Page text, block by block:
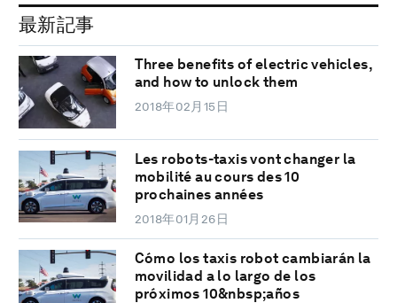
最新記事
Three benefits of electric vehicles,
and how to unlock them
2018年02月15日
Les robots-taxis vont changer la
mobilité au cours des 10
prochaines années
2018年01月26日
Cómo los taxis robot cambiarán la
movilidad a lo largo de los
próximos 10&nbsp;años